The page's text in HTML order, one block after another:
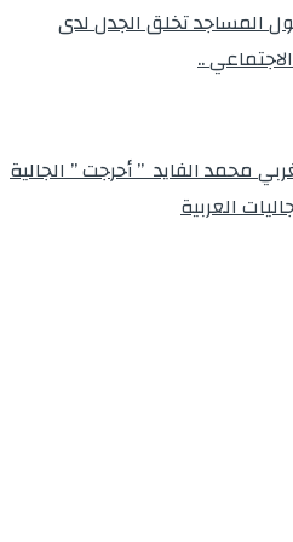
المساجد تخلق الجدل لدى
..
محمد الفايد ” أحرجت ” الجالية
العربية